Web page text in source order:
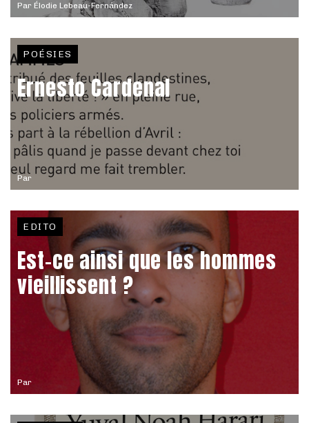
Par Élodie Lebeau-Fernández
Par
POÉSIES
Ernesto Cardenal
Par
EDITO
Est-ce ainsi que les hommes
vieillissent ?